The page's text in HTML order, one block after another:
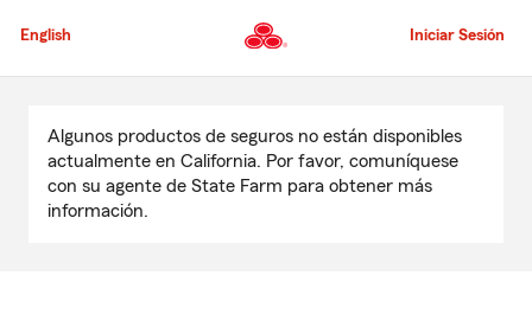
al
principal
English Iniciar Sesión
contenido
principal
Algunos productos de seguros no están disponibles
actualmente en California. Por favor, comuníquese
con su agente de State Farm para obtener más
información.